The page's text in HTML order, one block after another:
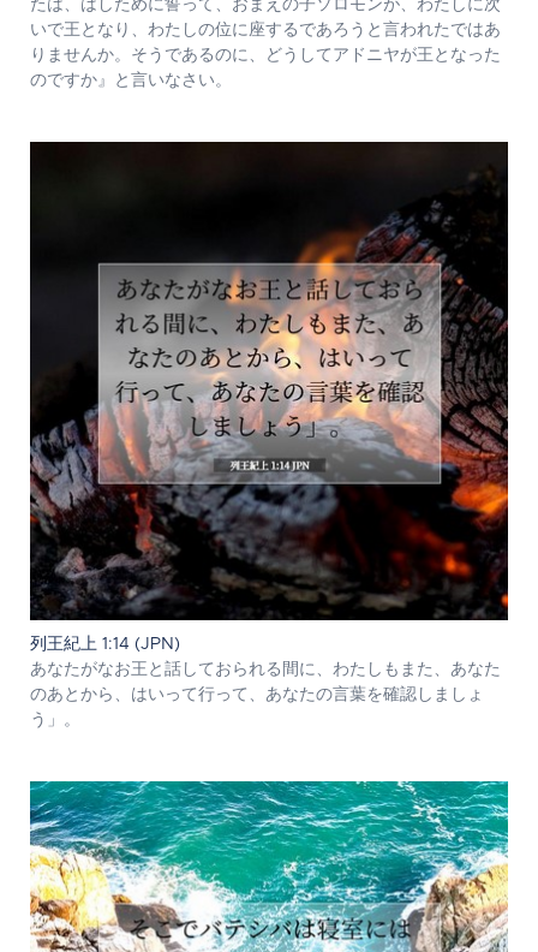
たは、はしために誓って、おまえの子ソロモンが、わたしに次
いで王となり、わたしの位に座するであろうと言われたではあ
りませんか。そうであるのに、どうしてアドニヤが王となった
のですか』と言いなさい。
列王紀上 1:14 (JPN)
あなたがなお王と話しておられる間に、わたしもまた、あなた
のあとから、はいって行って、あなたの言葉を確認しましょ
う」。